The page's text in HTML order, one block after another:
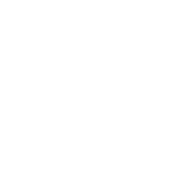
lif
Bu